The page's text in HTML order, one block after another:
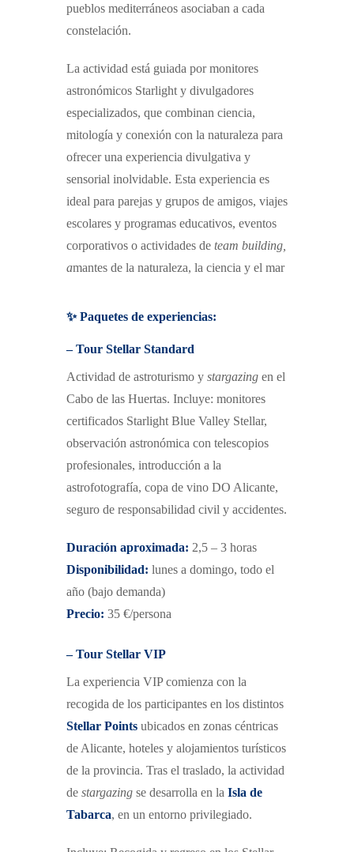
pueblos mediterráneos asociaban a cada
constelación.
La actividad está guiada pormonitores
astronómicos Starlight y divulgadores
especializados, que combinan ciencia,
mitología y conexión con la naturaleza para
ofrecer una experiencia divulgativa y
sensorial inolvidable. Esta experiencia es
ideal para parejas y grupos de amigos, viajes
escolares y programas educativos, eventos
corporativos o actividades de team building
amantes de la naturaleza, la ciencia y el mar
✨ Paquetes de experiencias:
– Tour Stellar Standard
Actividad de astroturismo y stargazing en el
Cabo de las Huertas. Incluye: monitores
certificados Starlight Blue Valley Stellar,
observación astronómica con telescopios
profesionales, introducción a la
astrofotografía, copa de vino DO Alicante,
seguro de responsabilidad civil y accidentes.
Duración aproximada: 2,5 – 3 horas
Disponibilidad: lunes a domingo, todo el
año (bajo demanda)
Precio: 35 €/persona
– Tour Stellar VIP
La experiencia VIP comienza con la
recogida de los participantes en los distintos
Stellar Points ubicados en zonas céntricas
de Alicante, hoteles y alojamientos turísticos
de la provincia. Tras el traslado, la actividad
de stargazing se desarrolla en la Isla de
Tabarca, en un entorno privilegiado.